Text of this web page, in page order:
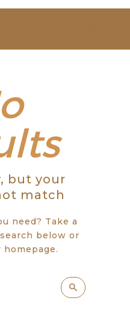
but your
match
need? Take a
below or
homepage.